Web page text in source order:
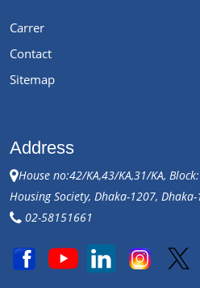
Carrer
Contact
Sitemap
Address
House no:42/KA,43/KA,31/KA,
Housing Society, Dhaka-1207,
02-58151661